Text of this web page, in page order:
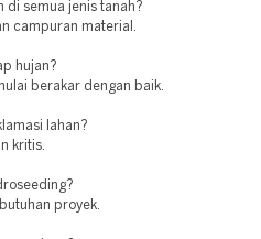
di semua jenis tanah?
campuran material.
hujan?
berakar dengan baik.
lahan?
kritis.
proyek.